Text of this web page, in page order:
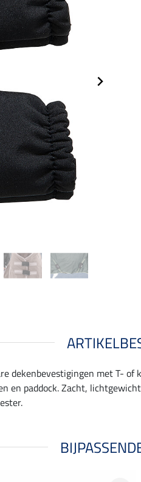
dekenbevestigingen met T-
en paddock. Zacht,